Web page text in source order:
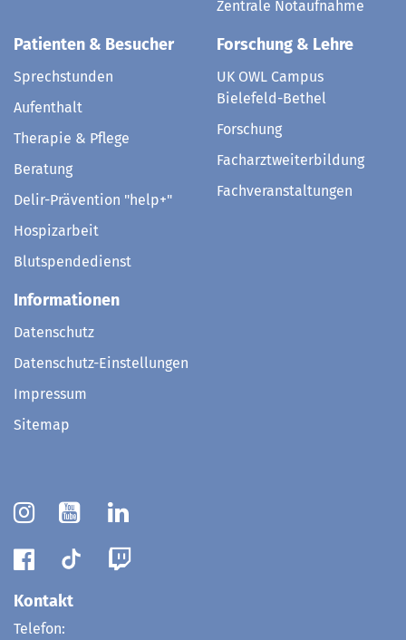
Zentrale Notaufnahme
Patienten & Besucher
Sprechstunden
Aufenthalt
Therapie & Pflege
Beratung
Delir-Prävention "help+"
Hospizarbeit
Blutspendedienst
Forschung & Lehre
UK OWL Campus
Bielefeld-Bethel
Forschung
Facharztweiterbildung
Fachveranstaltungen
Informationen
Datenschutz
Datenschutz-Einstellungen
Impressum
Sitemap
Kontakt
Telefon: